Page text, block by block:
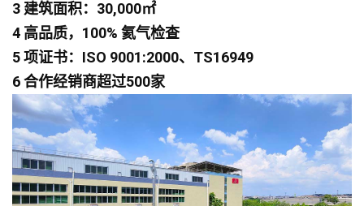
3 建筑面积：30,000㎡
4 高品质，100% 氦气检查
5 项证书：ISO 9001:2000、TS16949
6 合作经销商超过500家